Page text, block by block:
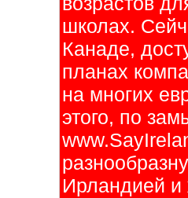
школах.
Канаде,
планах
на многих
этого, по
Ирландией и